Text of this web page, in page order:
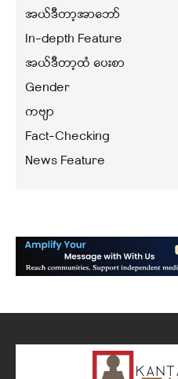
အယ်ဒီတာ့အာဘော်
In-depth Feature
အယ်ဒီတာ့ထံ ပေးစာ
Gender
ကဗျာ
Fact-Checking
News Feature